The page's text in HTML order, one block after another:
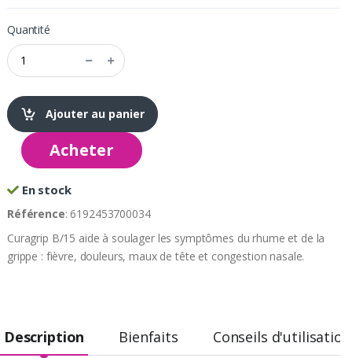
Quantité
Ajouter au panier
Acheter
En stock
Référence: 6192453700034
Curagrip B/15 aide à soulager les symptômes du rhume et de la
grippe : fièvre, douleurs, maux de tête et congestion nasale.
Description Bienfaits Conseils d'utilisation